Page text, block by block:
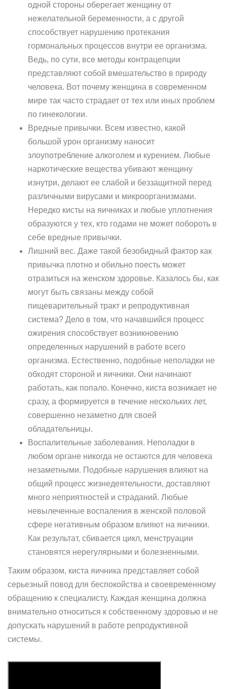
одной стороны оберегает женщину от
нежелательной беременности, а с другой
способствует нарушению протекания
гормональных процессов внутри ее организма.
Ведь, по сути, все методы контрацепции
представляют собой вмешательство в природу
человека. Вот почему женщина в современном
мире так часто страдает от тех или иных проблем
по гинекологии.
Вредные привычки. Всем известно, какой
большой урон организму наносит
злоупотребление алкоголем и курением. Любые
наркотические вещества убивают женщину
изнутри, делают ее слабой и беззащитной перед
различными вирусами и микроорганизмами.
Нередко кисты на яичниках и любые уплотнения
образуются у тех, кто годами не может побороть в
себе вредные привычки.
Лишний вес. Даже такой безобидный фактор как
привычка плотно и обильно поесть может
отразиться на женском здоровье. Казалось бы, как
могут быть связаны между собой
пищеварительный тракт и репродуктивная
система? Дело в том, что начавшийся процесс
ожирения способствует возникновению
определенных нарушений в работе всего
организма. Естественно, подобные неполадки не
обходят стороной и яичники. Они начинают
работать, как попало. Конечно, киста возникает не
сразу, а формируется в течение нескольких лет,
совершенно незаметно для своей
обладательницы.
Воспалительные заболевания. Неполадки в
любом органе никогда не остаются для человека
незаметными. Подобные нарушения влияют на
общий процесс жизнедеятельности, доставляют
много неприятностей и страданий. Любые
невылеченные воспаления в женской половой
сфере негативным образом влияют на яичники.
Как результат, сбивается цикл, менструации
становятся нерегулярными и болезненными.
Таким образом, киста яичника представляет собой
серьезный повод для беспокойства и своевременному
обращению к специалисту. Каждая женщина должна
внимательно относиться к собственному здоровью и не
допускать нарушений в работе репродуктивной
системы.